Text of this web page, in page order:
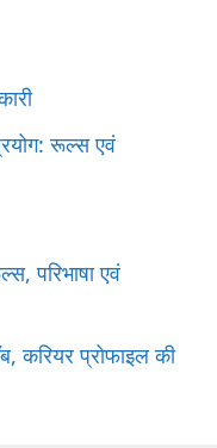
रूल्स एवं
परिभाषा एवं
करियर प्रोफाइल की